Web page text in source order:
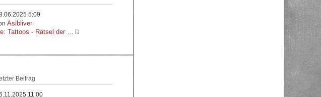
5:09
Asibliver
Tattoos - Rätsel der …
Beitrag
11:00